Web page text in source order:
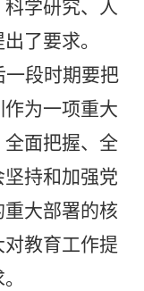
学研究、人
了要求。
一段时期要把
为一项重大
面把握、全
持和加强党
大部署的核
教育工作提